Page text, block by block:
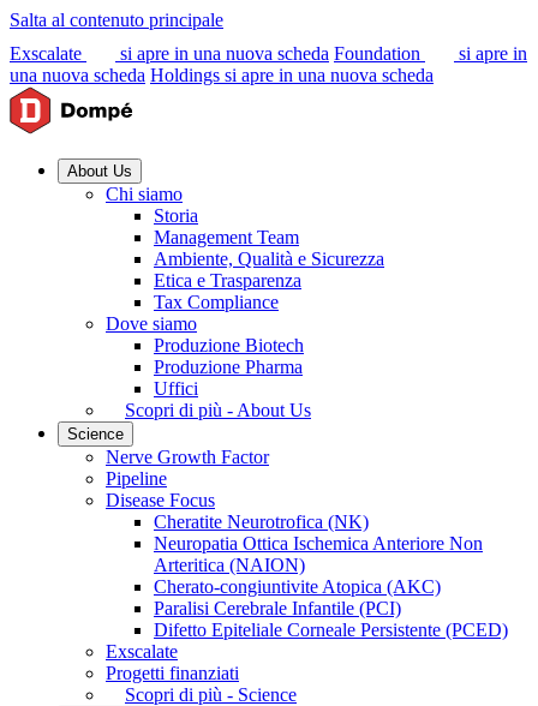
Salta al contenuto principale
Exscalate
si apre in una nuova scheda Foundation
si apre in
una nuova scheda Holdings si apre in una nuova scheda
About Us
Chi siamo
Storia
Management Team
Ambiente, Qualità e Sicurezza
Etica e Trasparenza
Tax Compliance
Dove siamo
Produzione Biotech
Produzione Pharma
Uffici
Scopri di più - About Us
Science
Nerve Growth Factor
Pipeline
Disease Focus
Cheratite Neurotrofica (NK)
Neuropatia Ottica Ischemica Anteriore Non
Arteritica (NAION)
Cherato-congiuntivite Atopica (AKC)
Paralisi Cerebrale Infantile (PCI)
Difetto Epiteliale Corneale Persistente (PCED)
Exscalate
Progetti finanziati
Scopri di più - Science